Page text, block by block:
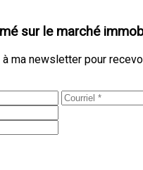
sur le marché
ma newsletter pour